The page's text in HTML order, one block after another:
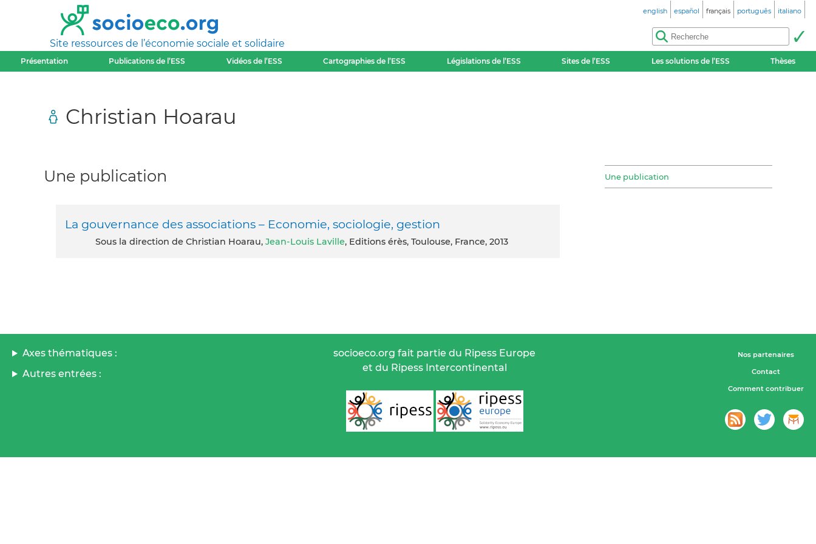
Site ressources de l’économie sociale et solidaire
english español français português italiano
Présentation Publications de l’ESS Vidéos de l’ESS Cartographies de l’ESS Législations de l’ESS Sites de l’ESS Les solutions de l’ESS Thèses
Christian Hoarau
Une publication
Une publication
La gouvernance des associations – Economie, sociologie, gestion
Sous la direction de Christian Hoarau, Jean-Louis Laville, Editions érès, Toulouse, France, 2013
Axes thématiques :
Autres entrées :
socioeco.org fait partie du Ripess Europe
et du Ripess Intercontinental
Nos partenaires
Contact
Comment contribuer